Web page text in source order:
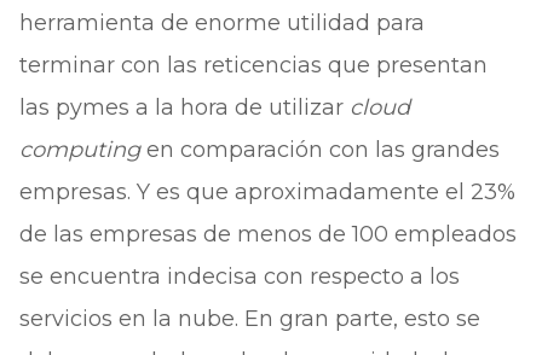
herramienta de enorme utilidad para
terminar con las reticencias que presentan
las pymes a la hora de utilizar cloud
computingen comparación con las grandes
empresas. Y es que aproximadamente el 23%
de las empresas de menos de 100 empleados
se encuentra indecisa con respecto a los
servicios en la nube. En gran parte, esto se